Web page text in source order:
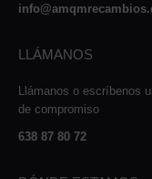
LLÁMANOS
Llámanos o escríbenos
de compromiso
638 87 80 72